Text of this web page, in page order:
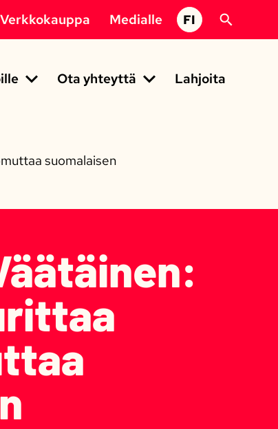
Ota yhteyttä Lahjoita
Verkkokauppa Medialle FI
suomalaisen